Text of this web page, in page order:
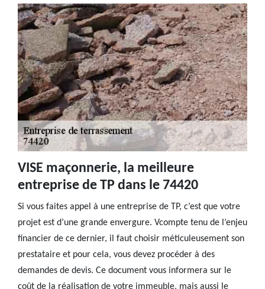
VISE maçonnerie, la meilleure
entreprise de TP dans le 74420
Si vous faites appel à une entreprise de TP, c’est que votre
projet est d’une grande envergure. Vcompte tenu de l’enjeu
financier de ce dernier, il faut choisir méticuleusement son
prestataire et pour cela, vous devez procéder à des
demandes de devis. Ce document vous informera sur le
coût de la réalisation de votre immeuble, mais aussi le